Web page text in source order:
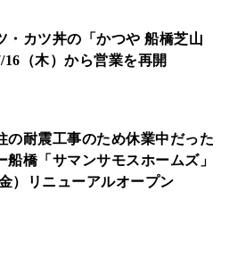
・カツ丼の「かつや 船橋芝山
16（木）から営業を再開
の耐震工事のため休業中だった
船橋「サマンサモスホームズ」
）リニューアルオープン